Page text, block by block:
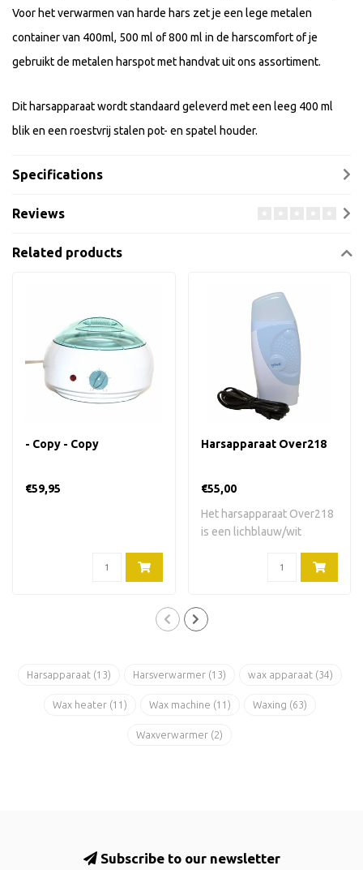
Voor het verwarmen van harde hars zet je een lege metalen
container van 400ml, 500 ml of 800 ml in de harscomfort of je
gebruikt de metalen harspot met handvat uit ons assortiment.
Dit harsapparaat wordt standaard geleverd met een leeg 400 ml
blik en een roestvrij stalen pot- en spatel houder.
Specifications
Reviews
Related products
- Copy - Copy
€59,95
Harsapparaat Over218
€55,00
Het harsapparaat Over218
is een lichblauw/wit
Harsapparaat (13) Harsverwarmer (13) wax apparaat (34)
Wax heater (11) Wax machine (11) Waxing (63)
Waxverwarmer (2)
Subscribe to our newsletter